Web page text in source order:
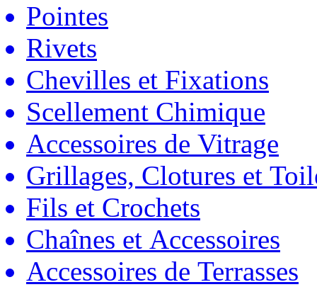
Pointes
Rivets
Chevilles et Fixations
Scellement Chimique
Accessoires de Vitrage
Grillages, Clotures et
Fils et Crochets
Chaînes et Accessoires
Accessoires de Terrasses